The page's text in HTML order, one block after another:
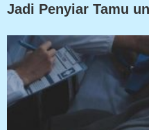
Jadi Penyiar Tamu